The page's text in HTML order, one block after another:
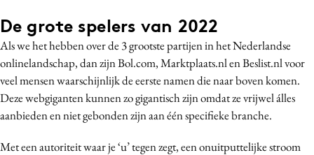
De grote spelers van 2022
Als we het hebben over de 3 grootste partijen in het Nederlandse
onlinelandschap, dan zijn Bol.com, Marktplaats.nl en Beslist.nl voor
veel mensen waarschijnlijk de eerste namen die naar boven komen.
Deze webgiganten kunnen zo gigantisch zijn omdat ze vrijwel álles
aanbieden en niet gebonden zijn aan één specifieke branche.
Met een autoriteit waar je ‘u’ tegen zegt, een onuitputtelijke stroom